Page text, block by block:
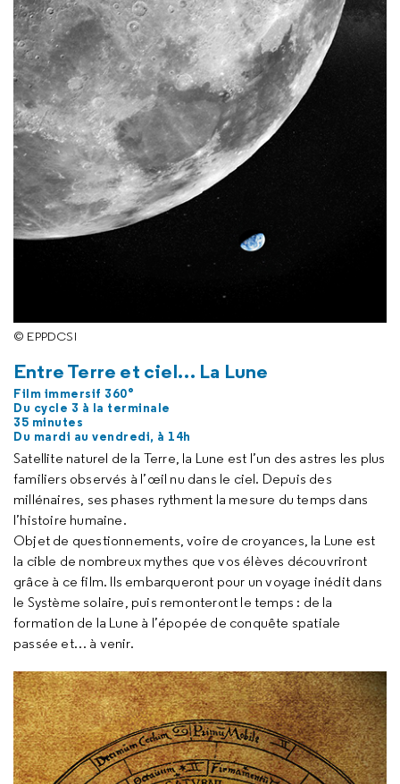
© EPPDCSI
Entre Terre et ciel… La Lune
Film immersif 360°
Du cycle 3 à la terminale
35 minutes
Du mardi au vendredi, à 14h
Satellite naturel de la Terre, la Lune est l’un des astres les plus
familiers observés à l’œil nu dans le ciel. Depuis des
millénaires, ses phases rythment la mesure du temps dans
l’histoire humaine.
Objet de questionnements, voire de croyances, la Lune est
la cible de nombreux mythes que vos élèves découvriront
grâce à ce film. Ils embarqueront pour un voyage inédit dans
le Système solaire, puis remonteront le temps : de la
formation de la Lune à l’épopée de conquête spatiale
passée et… à venir.